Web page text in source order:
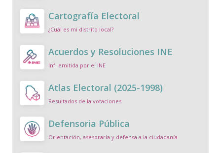
Cartografía Electoral
¿Cuál es mi distrito local?
Acuerdos y Resoluciones INE
Inf. emitida por el INE
Atlas Electoral (2025-1998)
Resultados de la votaciones
Defensoria Pública
Orientación, asesoraría y defensa a la ciudadanía